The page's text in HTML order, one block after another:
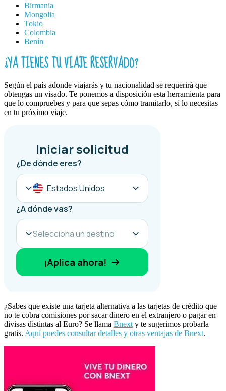
Birmania
Mongolia
Tokio
Colombia
Benín
¿YA TIENES TU VIAJE RESERVADO?
Según el país adonde viajarás y tu nacionalidad se requerirá que
obtengas un visado. Te ponemos a disposición esta herramienta para
que lo compruebes y para que sepas cómo tramitarlo, si lo necesitas
en tu próximo viaje.
¿Sabes que existe una tarjeta alternativa a las tarjetas de crédito que
no te cobra comisiones por sacar dinero en el extranjero o pagar en
divisas distintas al Euro? Se llama Bnext y te sugerimos probarla
gratis. Aquí puedes consultar detalles y otras ventajas de Bnext.